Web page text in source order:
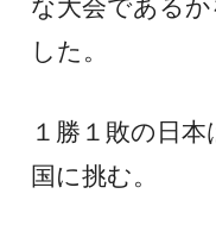
な大会である
した。
１勝１敗の日
国に挑む。